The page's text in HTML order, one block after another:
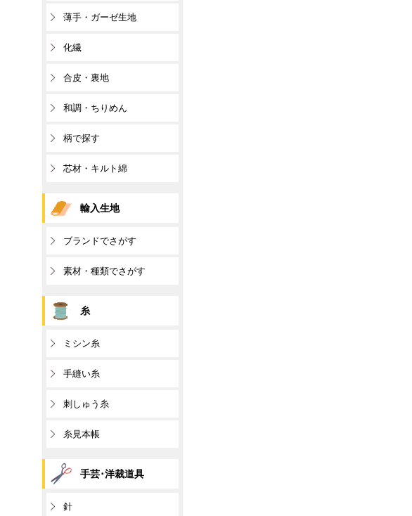
薄手・ガーゼ生地
化繊
合皮・裏地
和調・ちりめん
柄で探す
芯材・キルト綿
輸入生地
ブランドでさがす
素材・種類でさがす
糸
ミシン糸
手縫い糸
刺しゅう糸
糸見本帳
手芸･洋裁道具
針